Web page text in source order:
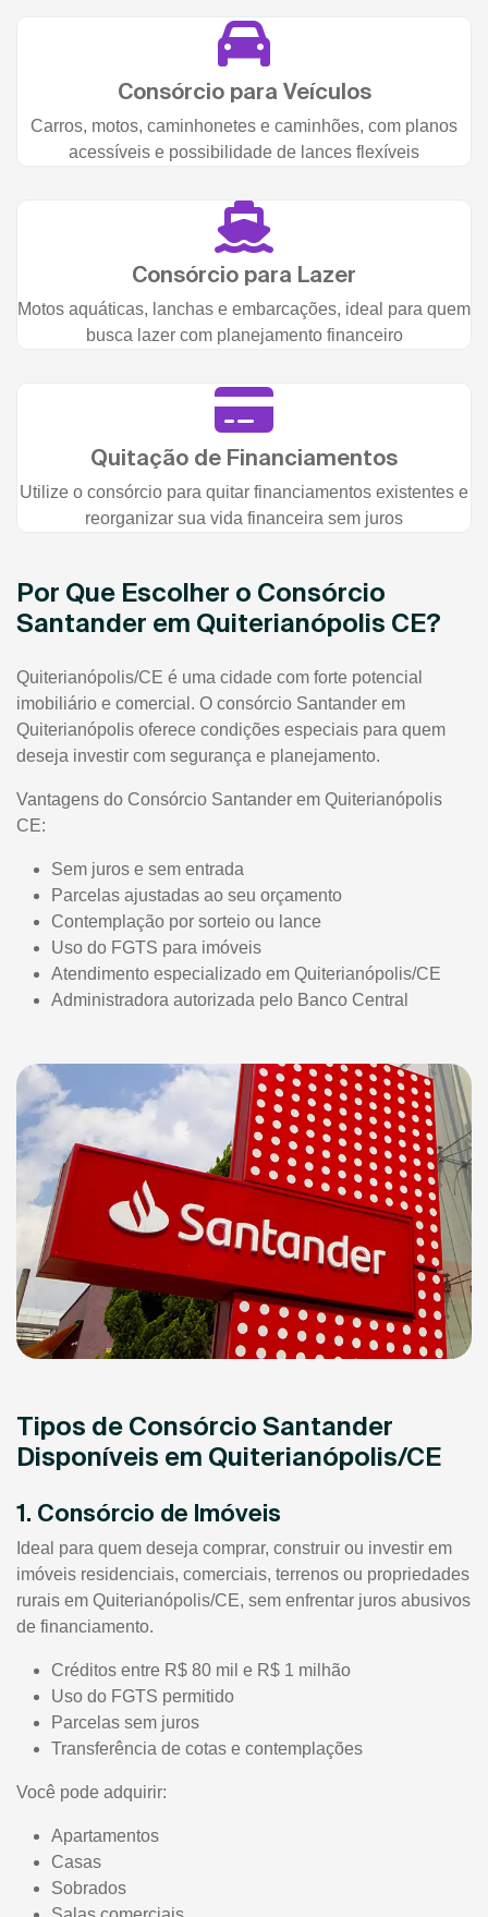
Consórcio para Veículos
Carros, motos, caminhonetes e caminhões, com planos
acessíveis e possibilidade de lances flexíveis
Consórcio para Lazer
Motos aquáticas, lanchas e embarcações, ideal para quem
busca lazer com planejamento financeiro
Quitação de Financiamentos
Utilize o consórcio para quitar financiamentos existentes e
reorganizar sua vida financeira sem juros
Por Que Escolher o Consórcio
Santander em Quiterianópolis CE?
Quiterianópolis/CE é uma cidade com forte potencial
imobiliário e comercial. O consórcio Santander em
Quiterianópolis oferece condições especiais para quem
deseja investir com segurança e planejamento.
Vantagens do Consórcio Santander em Quiterianópolis
CE:
Sem juros e sem entrada
Parcelas ajustadas ao seu orçamento
Contemplação por sorteio ou lance
Uso do FGTS para imóveis
Atendimento especializado em Quiterianópolis/CE
Administradora autorizada pelo Banco Central
Tipos de Consórcio Santander
Disponíveis em Quiterianópolis/CE
1. Consórcio de Imóveis
Ideal para quem deseja comprar, construir ou investir em
imóveis residenciais, comerciais, terrenos ou propriedades
rurais em Quiterianópolis/CE, sem enfrentar juros abusivos
de financiamento.
Créditos entre R$ 80 mil e R$ 1 milhão
Uso do FGTS permitido
Parcelas sem juros
Transferência de cotas e contemplações
Você pode adquirir:
Apartamentos
Casas
Sobrados